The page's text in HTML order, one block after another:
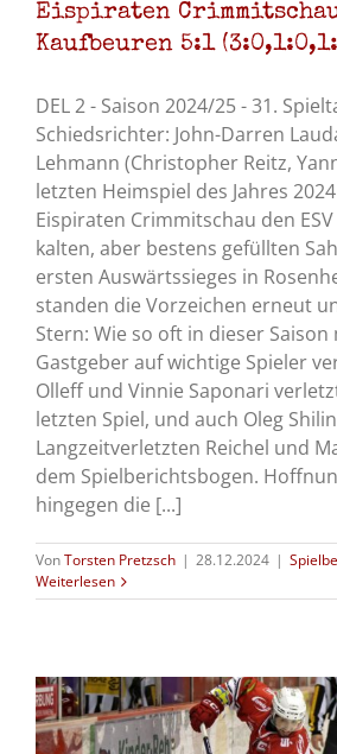
Eispiraten Crimmitschau
Kaufbeuren 5:1
DEL 2 - Saison 2024/25 - 31.
Schiedsrichter: John-Darren
Lehmann (Christopher Reitz,
letzten Heimspiel des Jahres
Eispiraten Crimmitschau den
kalten, aber bestens gefüllten
ersten Auswärtssieges in
standen die Vorzeichen erneut
Stern: Wie so oft in dieser Saison
Gastgeber auf wichtige Spieler
Olleff und Vinnie Saponari
letzten Spiel, und auch Oleg
Langzeitverletzten Reichel und
dem Spielberichtsbogen.
hingegen die [...]
VonTorsten Pretzsch | 28.12.2024 |
Weiterlesen